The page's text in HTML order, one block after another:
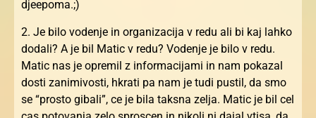
djeepoma.;)
2. Je bilo vodenje in organizacija v redu ali bi kaj lahko
dodali? A je bil Matic v redu? Vodenje je bilo v redu.
Matic nas je opremil z informacijami in nam pokazal
dosti zanimivosti, hkrati pa nam je tudi pustil, da smo
se “prosto gibali”, ce je bila taksna zelja. Matic je bil cel